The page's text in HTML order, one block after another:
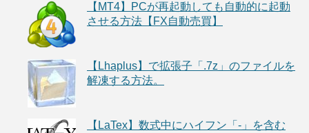
【MT4】PCが再起動しても自動的に起動
させる方法【FX自動売買】
【Lhaplus】で拡張子「.7z」のファイルを
解凍する方法。
【LaTex】数式中にハイフン「-」を含む